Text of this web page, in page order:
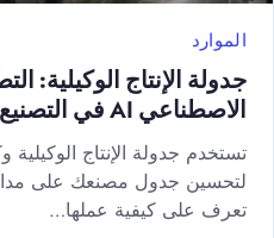
الموارد
جدولة الإنتاج الوكيلية:
الاصطناعي AI في التصنيع
لتحسين جدول مصنعك على
تعرف على كيفية عملها…